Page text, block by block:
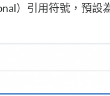
）引用符號，預設